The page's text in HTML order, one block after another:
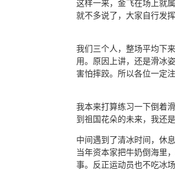
这样一来，金飞在场上就
就不多说了，大家自行发
我们三个人，整场平均下
用。原因上讲，还是滑冰
害怕摔跤。所以各位一定
我本来打算练习一下倒着
到祖国花朵的未来，我还
中间遇到了清冰时间，休
当年资本家把牛奶倒海里
事。反正运动员也不吃冰